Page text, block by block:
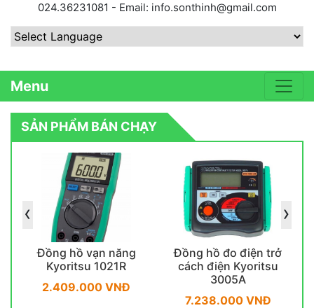
024.36231081 - Email: info.sonthinh@gmail.com
Menu
SẢN PHẨM BÁN CHẠY
Đồng hồ vạn năng
Kyoritsu 1021R
2.409.000 VNĐ
Đồng hồ đo điện trở
cách điện Kyoritsu
3005A
7.238.000 VNĐ
‹ ›